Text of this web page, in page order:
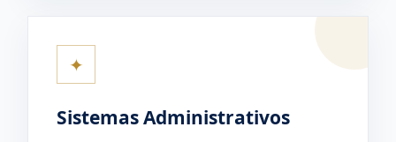
✦
Sistemas Administrativos